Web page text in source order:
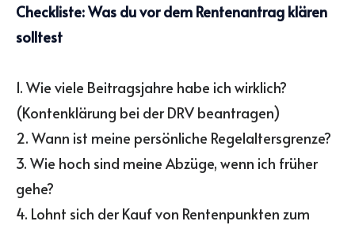
Checkliste: Was du vor dem Rentenantrag klären
solltest
1. Wie viele Beitragsjahre habe ich wirklich?
(Kontenklärung bei der DRV beantragen)
2. Wann ist meine persönliche Regelaltersgrenze?
3. Wie hoch sind meine Abzüge, wenn ich früher
gehe?
4. Lohnt sich der Kauf von Rentenpunkten zum